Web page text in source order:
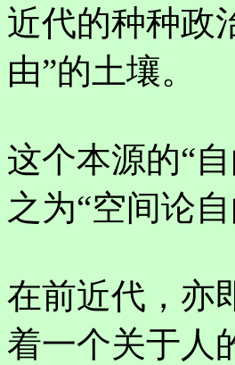
近代的种种政
由”的土壤。
这个本源的“
之为“空间论自
在前近代，亦
着一个关于人